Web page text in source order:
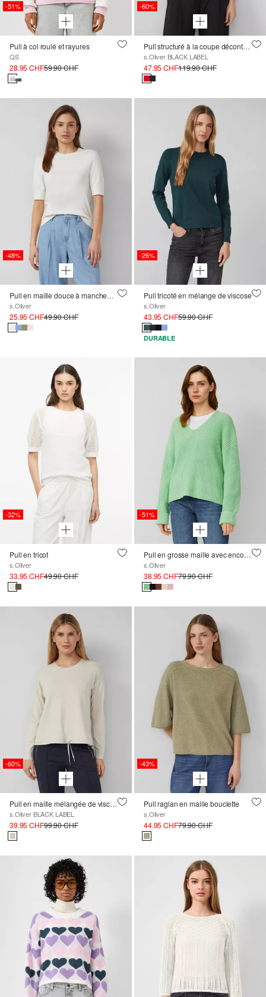
-51%
Pull à col roulé et rayures
QS
28.95 CHF59.90 CHF
-60%
Pull structuré à la coupe décontractée avec boutonnage décoratif
s.Oliver BLACK LABEL
47.95 CHF119.90 CHF
-48%
Pull en maille douce à manches courtes, coupe ajustée
s.Oliver
25.95 CHF49.90 CHF
-26%
Pull tricoté en mélange de viscose
s.Oliver
43.95 CHF59.90 CHF
DURABLE
-32%
Pull en tricot
s.Oliver
33.95 CHF49.90 CHF
-51%
Pull en grosse maille avec encolure en V, coupe décontractée
s.Oliver
38.95 CHF79.90 CHF
-60%
Pull en maille mélangée de viscose avec col rond et cordon de serrage
s.Oliver BLACK LABEL
39.95 CHF99.90 CHF
-43%
Pull raglan en maille bouclette
s.Oliver
44.95 CHF79.90 CHF